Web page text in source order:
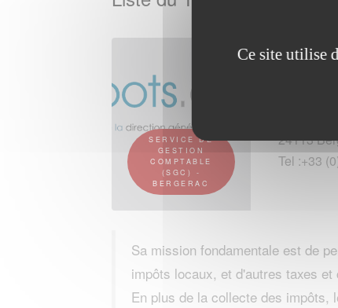
SERVICE DE
GESTION
COMPTABLE
(SGC) -
BERGERAC
24113
Tel :+33
Sa mission fondamentale est de
impôts locaux, et d'autres taxes et
En plus de la collecte des impôts,
Ce site utilise